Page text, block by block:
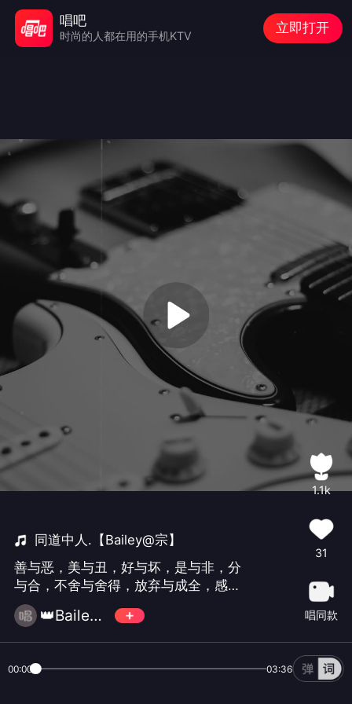
同道中人.【Bailey@宗】
善与恶，美与丑，好与坏，是与非，分
与合，不舍与舍得，放弃与成全，感恩
与忘情，珍惜与拒绝……经过时光的洗
礼，留下同道中人……
👑Bailey@宗
1.1k
31
唱同款
00:00 03:36
唱吧
时尚的人都在用的手机KTV
立即打开